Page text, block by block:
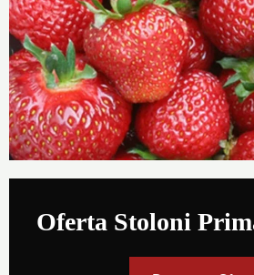
Oferta Stoloni